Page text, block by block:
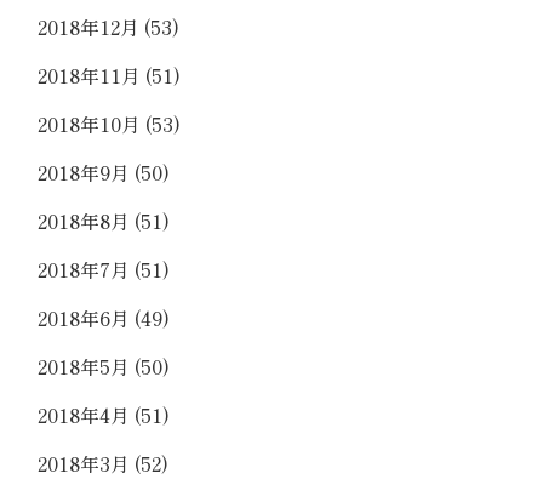
2018年12月 (53)
2018年11月 (51)
2018年10月 (53)
2018年9月 (50)
2018年8月 (51)
2018年7月 (51)
2018年6月 (49)
2018年5月 (50)
2018年4月 (51)
2018年3月 (52)